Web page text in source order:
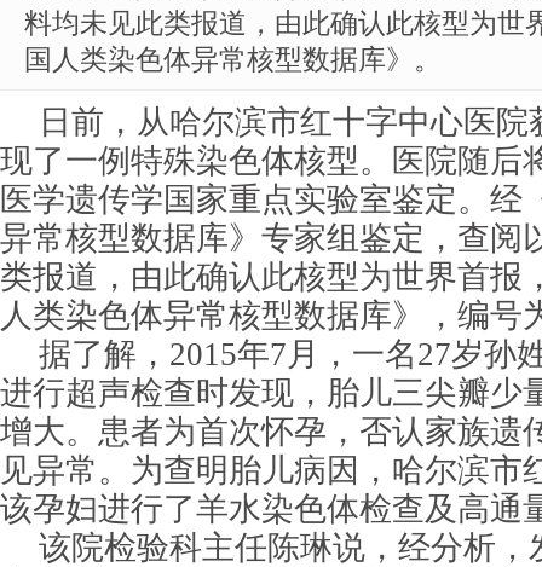
料均未见此类报道，由此确认此核型为世
国人类染色体异常核型数据库》。
日前，从哈尔滨市红十字中心医
现了一例特殊染色体核型。医院随后
医学遗传学国家重点实验室鉴定。经
异常核型数据库》专家组鉴定，查阅
类报道，由此确认此核型为世界首报
人类染色体异常核型数据库》，编号
据了解，2015年7月，一名27岁孙
进行超声检查时发现，胎儿三尖瓣少
增大。患者为首次怀孕，否认家族遗
见异常。为查明胎儿病因，哈尔滨市
该孕妇进行了羊水染色体检查及高通
该院检验科主任陈琳说，经分析，